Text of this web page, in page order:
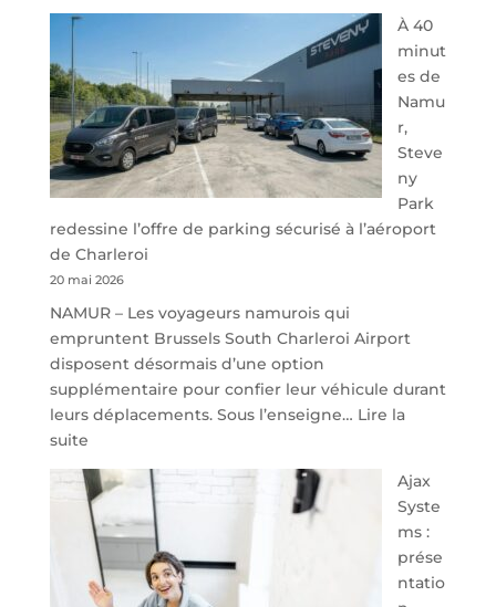
À 40
minut
es de
Namu
r,
Steve
ny
Park
redessine l’offre de parking sécurisé à l’aéroport
de Charleroi
20 mai 2026
NAMUR – Les voyageurs namurois qui
empruntent Brussels South Charleroi Airport
disposent désormais d’une option
supplémentaire pour confier leur véhicule durant
leurs déplacements. Sous l’enseigne… Lire la
suite:
À
40
minutes
de
Namur,
Steveny
Ajax
Syste
ms :
prése
ntatio